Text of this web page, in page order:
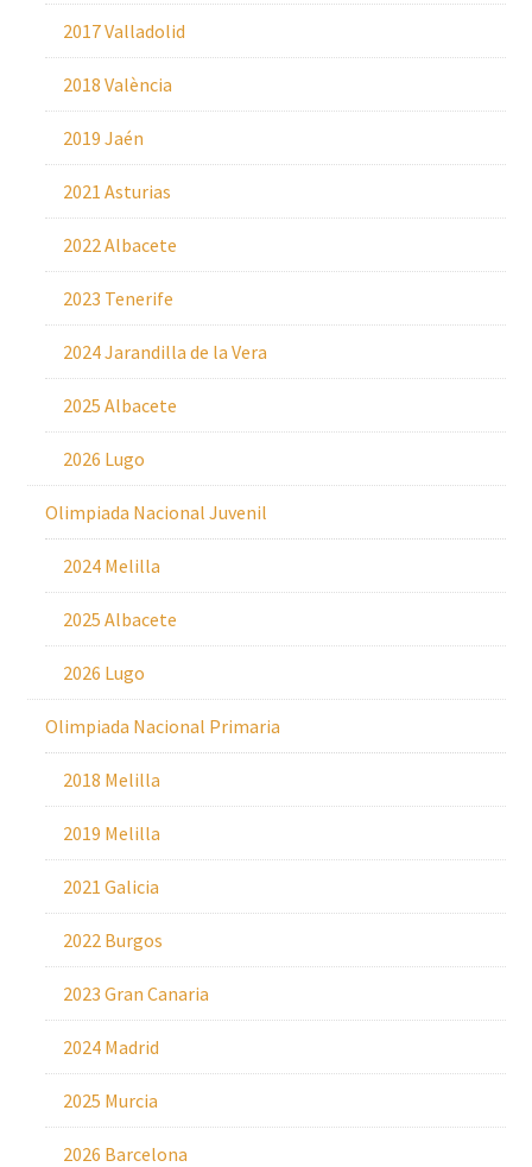
2017 Valladolid
2018 València
2019 Jaén
2021 Asturias
2022 Albacete
2023 Tenerife
2024 Jarandilla de la Vera
2025 Albacete
2026 Lugo
Olimpiada Nacional Juvenil
2024 Melilla
2025 Albacete
2026 Lugo
Olimpiada Nacional Primaria
2018 Melilla
2019 Melilla
2021 Galicia
2022 Burgos
2023 Gran Canaria
2024 Madrid
2025 Murcia
2026 Barcelona